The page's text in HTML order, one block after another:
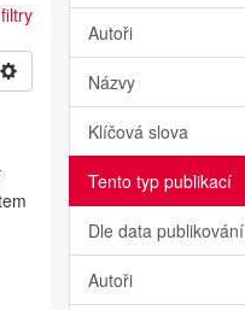
Autoři
Názvy
Klíčová slova
Tento typ publikací
Dle data publikování
Autoři